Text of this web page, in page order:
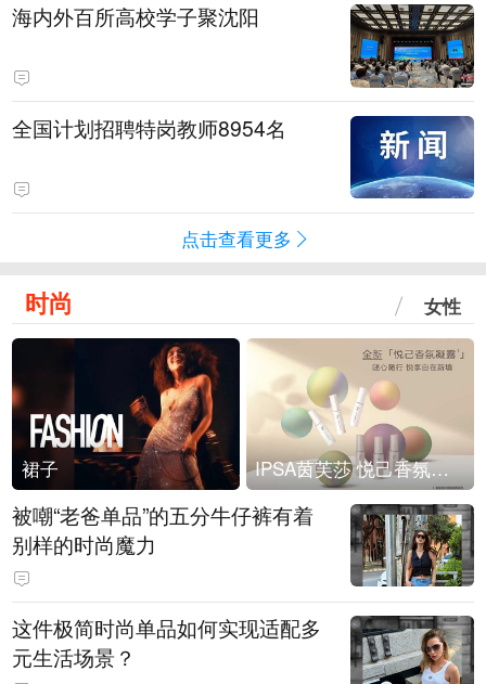
海内外百所高校学子聚沈阳
全国计划招聘特岗教师8954名
点击查看更多
时尚 女性
裙子 IPSA茵芙莎 悦己香氛凝露上市
被嘲“老爸单品”的五分牛仔裤有着
别样的时尚魔力
这件极简时尚单品如何实现适配多
元生活场景？